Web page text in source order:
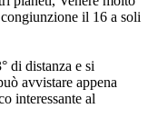
il 16 a soli
di distanza e si
avvistare appena
interessante al